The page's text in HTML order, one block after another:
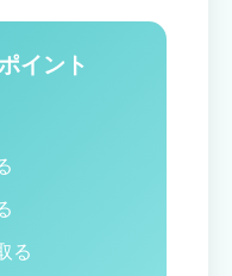
イント
る